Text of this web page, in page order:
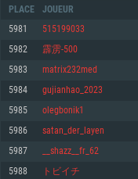
Minimum
OS: Windows 10 (64 bit)
Minimum
OS: Mac OS Big Sur 11.0 ou
Minimum
OS: Les configurations Linux
PLACE JOUEUR
5981 515199033
5982 霹雳-500
5983 matrix232med
5984 gujianhao_2023
5985 olegbonik1
5986 satan_der_layen
5987 __shazz__fr_62
5988 トビイチ